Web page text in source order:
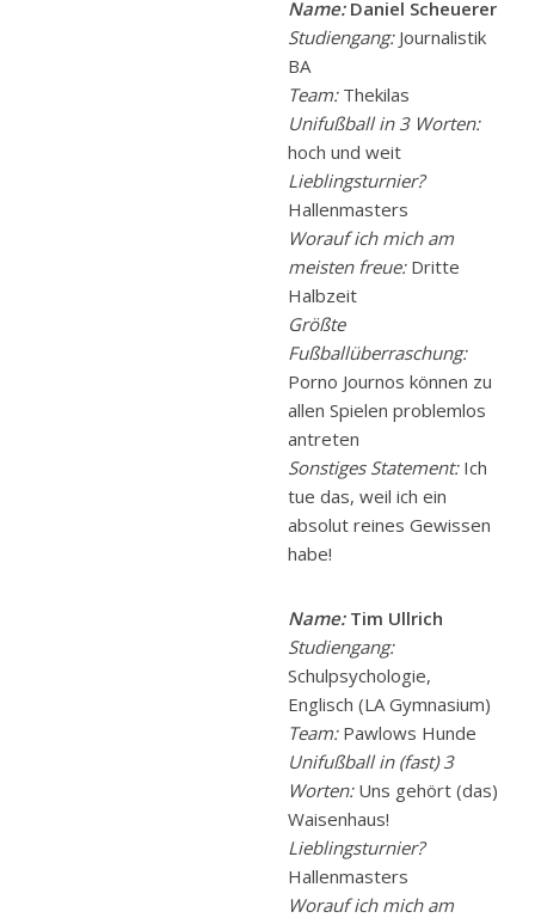
Name:Daniel Scheuerer
Studiengang:Journalistik
BA
Team:Thekilas
Unifußball in 3 Worten:
hoch und weit
Lieblingsturnier?
Hallenmasters
Worauf ich mich am
meisten freue: Dritte
Halbzeit
Größte
Fußballüberraschung:
Porno Journos können zu
allen Spielen problemlos
antreten
Sonstiges Statement:Ich
tue das, weil ich ein
absolut reines Gewissen
habe!
Name: Tim Ullrich
Studiengang:
Schulpsychologie,
Englisch (LA Gymnasium)
Team: Pawlows Hunde
Unifußball in (fast) 3
Worten: Uns gehört (das)
Waisenhaus!
Lieblingsturnier?
Hallenmasters
Worauf ich mich am